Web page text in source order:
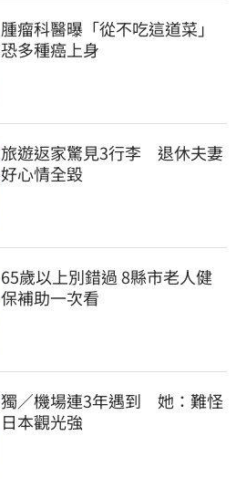
腫瘤科醫曝「從不吃這道菜」
恐多種癌上身
旅遊返家驚見3行李　退休夫妻
好心情全毀
65歲以上別錯過 8縣市老人健
保補助一次看
獨／機場連3年遇到　她：難怪
日本觀光強